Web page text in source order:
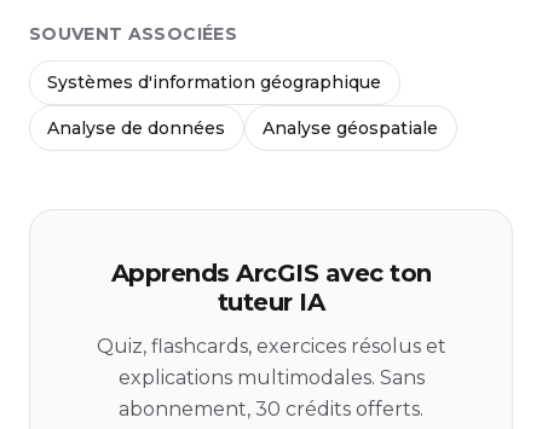
SOUVENT ASSOCIÉES
Systèmes d'information géographique
Analyse de données Analyse géospatiale
Apprends ArcGIS avec ton
tuteur IA
Quiz, flashcards, exercices résolus et
explications multimodales. Sans
abonnement, 30 crédits offerts.